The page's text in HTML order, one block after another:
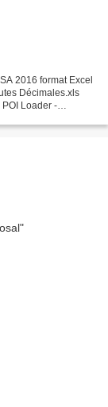
2016 format Excel
Décimales.xls
Loader -